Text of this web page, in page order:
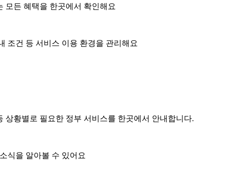
모든 혜택을 한곳에서 확인해요
조건 등 서비스 이용 환경을 관리해요
상황별로 필요한 정부 서비스를 한곳에서 안내합니다.
식을 알아볼 수 있어요